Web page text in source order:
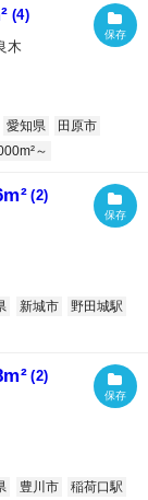
(4)
木
愛知県
田原市
～
(2)
新城市
野田城駅
(2)
豊川市
稲荷口駅